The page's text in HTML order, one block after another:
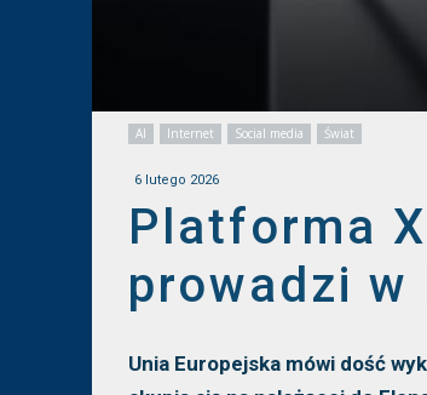
AI Internet Social media Świat
6 lutego 2026
Platforma
prowadzi w
Unia Europejska mówi dość